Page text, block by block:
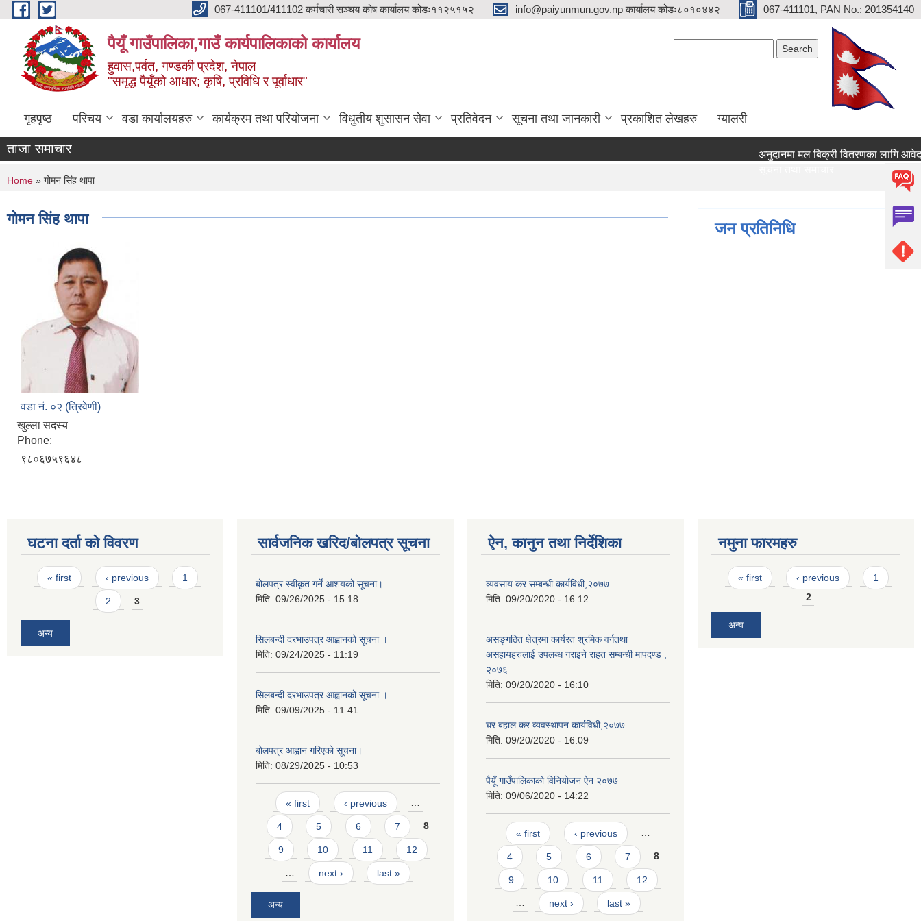
Skip to main content 067-411101/411102 कर्मचारी सञ्चय कोष कार्यालय कोडः११२५१५२ info@paiyunmun.gov.np कार्यालय कोडः८०१०४४२ 067-411101, PAN No.: 201354140
पैयूँ गाउँपालिका,गाउँ कार्यपालिकाको कार्यालय
हुवास,पर्वत, गण्डकी प्रदेश, नेपाल
"समृद्ध पैयूँको आधार; कृषि, प्रविधि र पूर्वाधार"
गृहपृष्ठ परिचय वडा कार्यालयहरु कार्यक्रम तथा परियोजना विधुतीय शुसासन सेवा प्रतिवेदन सूचना तथा जानकारी प्रकाशित लेखहरु ग्यालरी
ताजा समाचार
अनुदानमा मल बिक्री वितरणका लागि आवेदन
You are here
Home » गोमन सिंह थापा
गोमन सिंह थापा
वडा नं. ०२ (त्रिवेणी)
खुल्ला सदस्य
Phone:
९८०६७५९६४८
जन प्रतिनिधि
घटना दर्ता को विवरण
Pages
« first ‹ previous 1
2 3
अन्य
सार्वजनिक खरिद/बोलपत्र सूचना
बोलपत्र स्वीकृत गर्ने आशयको सूचना।
मिति: 09/26/2025 - 15:18
सिलबन्दी दरभाउपत्र आह्वानको सूचना ।
मिति: 09/24/2025 - 11:19
सिलबन्दी दरभाउपत्र आह्वानको सूचना ।
मिति: 09/09/2025 - 11:41
बोलपत्र आह्वान गरिएको सूचना।
मिति: 08/29/2025 - 10:53
Pages
« first ‹ previous …
4 5 6 7 8
9 10 11 12
… next › last »
अन्य
ऐन, कानुन तथा निर्देशिका
व्यवसाय कर सम्बन्धी कार्यविधी,२०७७
मिति: 09/20/2020 - 16:12
असङ्गठित क्षेत्रमा कार्यरत श्रमिक वर्गतथा
असहायहरुलाई उपलब्ध गराइने राहत सम्बन्धी मापदण्ड ,
२०७६
मिति: 09/20/2020 - 16:10
घर बहाल कर व्यवस्थापन कार्यविधी,२०७७
मिति: 09/20/2020 - 16:09
पैयूँ गाउँपालिकाको विनियोजन ऐन २०७७
मिति: 09/06/2020 - 14:22
Pages
« first ‹ previous …
4 5 6 7 8
9 10 11 12
… next › last »
नमुना फारमहरु
Pages
« first ‹ previous
1
2
अन्य